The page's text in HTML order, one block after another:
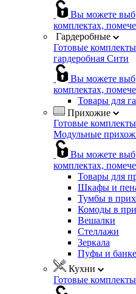
Вы можете
комплектах,
Гардеробные
Готовые
гардеробная Сити
Вы можете
комплектах,
Товары для
Прихожие
Готовые
Модульные
Вы можете
комплектах,
Товары для
Шкафы и
Тумбы в
Комоды в
Вешалки
Стеллажи
Зеркала
Пуфы и
Кухни
Готовые